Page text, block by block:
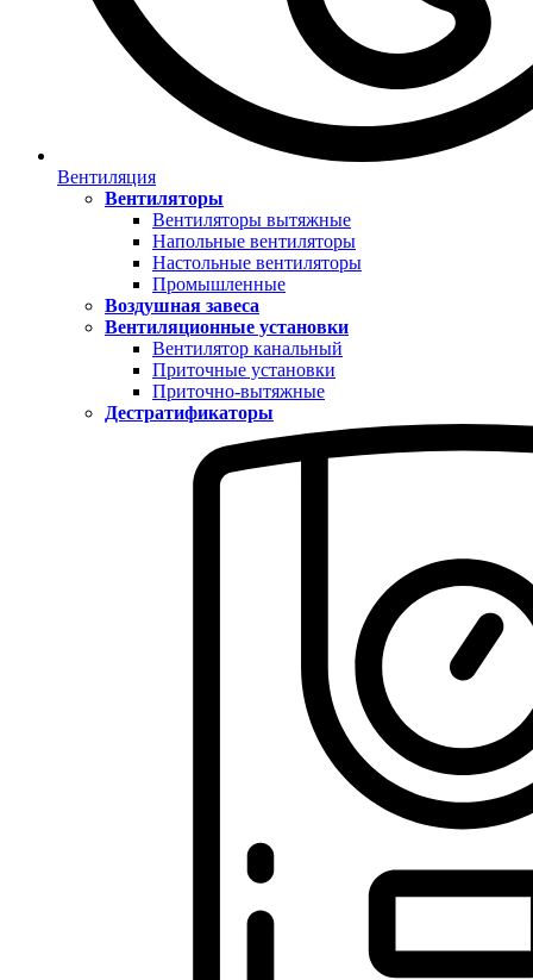
Вентиляция
Вентиляторы
Вентиляторы вытяжные
Напольные вентиляторы
Настольные вентиляторы
Промышленные
Воздушная завеса
Вентиляционные установки
Вентилятор канальный
Приточные установки
Приточно-вытяжные
Дестратификаторы